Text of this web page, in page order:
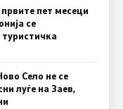
пет месеци
се
Село не се
луѓе на Заев,